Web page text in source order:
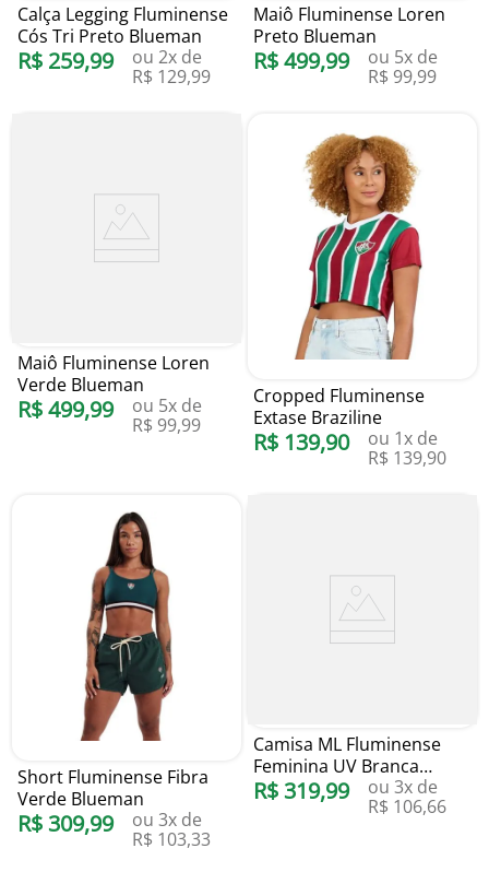
Calça Legging Fluminense
Cós Tri Preto Blueman
R$ 259,99 ou 2x de
R$ 129,99
Maiô Fluminense Loren
Preto Blueman
R$499,99 ou 5x de
R$ 99,99
Maiô Fluminense Loren
Verde Blueman
R$499,99 ou 5x de
R$ 99,99
Cropped Fluminense
Extase Braziline
R$ 139,90 ou 1x de
R$ 139,90
Short Fluminense Fibra
Verde Blueman
R$ 309,99 ou 3x de
R$ 103,33
Camisa ML Fluminense
Feminina UV Branca
Blueman
R$ 319,99 ou 3x de
R$ 106,66